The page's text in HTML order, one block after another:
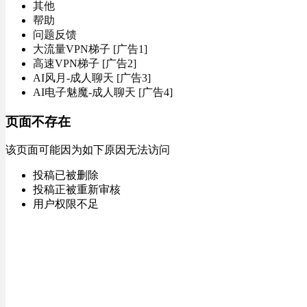
其他
帮助
问题反馈
大流量VPN梯子 [广告1]
高速VPN梯子 [广告2]
AI风月-成人聊天 [广告3]
AI电子魅魔-成人聊天 [广告4]
页面不存在
该页面可能因为如下原因无法访问
投稿已被删除
投稿正被重新审核
用户权限不足